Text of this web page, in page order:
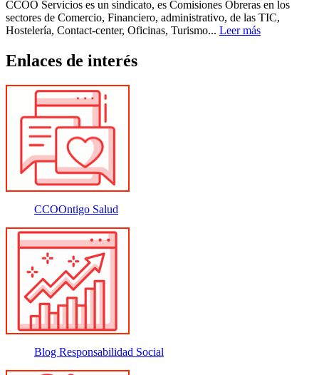
CCOO Servicios es un sindicato, es Comisiones Obreras en los
sectores de Comercio, Financiero, administrativo, de las TIC,
Hostelería, Contact-center, Oficinas, Turismo... Leer más
Enlaces de interés
CCOOntigo Salud
Blog Responsabilidad Social